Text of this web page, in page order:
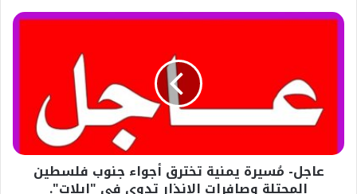
عاجل-
جنوب
فلسطين
وصافرات
الإنذارعاجل- مُسيرة يمنية تخترق أجواء جنوب فلسطين
المحتلة وصافرات الإنذار تدوي في "إيلات".